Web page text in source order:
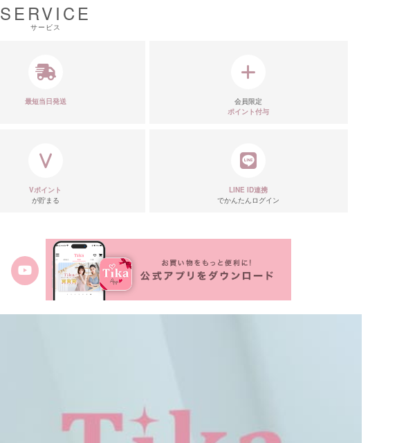
SERVICE
サービス
最短当日発送
会員限定
ポイント付与
Vポイント
が貯まる
LINE ID連携
でかんたんログイン